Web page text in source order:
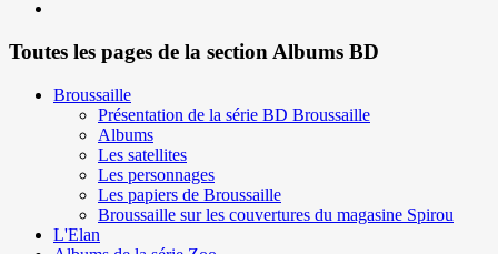
Toutes les pages de la section Albums BD
Broussaille
Présentation de la série BD Broussaille
Albums
Les satellites
Les personnages
Les papiers de Broussaille
Broussaille sur les couvertures du magasine Spirou
L'Elan